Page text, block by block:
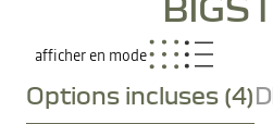
afficher en mode
Options incluses (4)